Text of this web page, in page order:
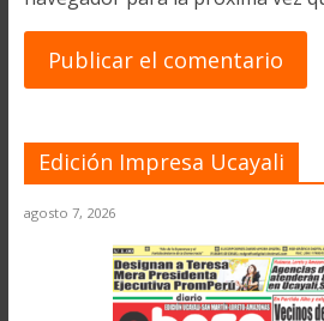
Edición Impresa Ucayali
agosto 7, 2026